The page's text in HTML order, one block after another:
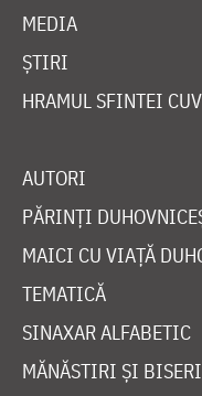
MEDIA
ȘTIRI
HRAMUL SFINTEI
AUTORI
PĂRINȚI
MAICI CU VIAȚĂ
TEMATICĂ
SINAXAR ALFABETIC
MĂNĂSTIRI ȘI